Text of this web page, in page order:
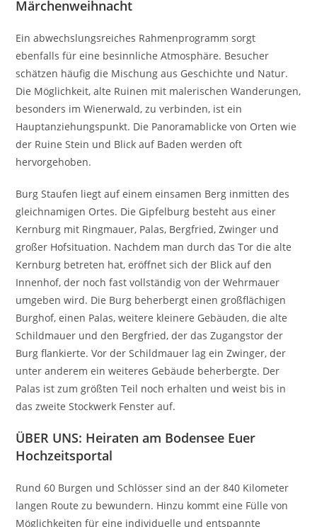
Märchenweihnacht
Ein abwechslungsreiches Rahmenprogramm sorgt
ebenfalls für eine besinnliche Atmosphäre. Besucher
schätzen häufig die Mischung aus Geschichte und Natur.
Die Möglichkeit, alte Ruinen mit malerischen Wanderungen,
besonders im Wienerwald, zu verbinden, ist ein
Hauptanziehungspunkt. Die Panoramablicke von Orten wie
der Ruine Stein und Blick auf Baden werden oft
hervorgehoben.
Burg Staufen liegt auf einem einsamen Berg inmitten des
gleichnamigen Ortes. Die Gipfelburg besteht aus einer
Kernburg mit Ringmauer, Palas, Bergfried, Zwinger und
großer Hofsituation. Nachdem man durch das Tor die alte
Kernburg betreten hat, eröffnet sich der Blick auf den
Innenhof, der noch fast vollständig von der Wehrmauer
umgeben wird. Die Burg beherbergt einen großflächigen
Burghof, einen Palas, weitere kleinere Gebäuden, die alte
Schildmauer und den Bergfried, der das Zugangstor der
Burg flankierte. Vor der Schildmauer lag ein Zwinger, der
unter anderem ein weiteres Gebäude beherbergte. Der
Palas ist zum größten Teil noch erhalten und weist bis in
das zweite Stockwerk Fenster auf.
ÜBER UNS: Heiraten am Bodensee Euer
Hochzeitsportal
Rund 60 Burgen und Schlösser sind an der 840 Kilometer
langen Route zu bewundern. Hinzu kommt eine Fülle von
Möglichkeiten für eine individuelle und entspannte